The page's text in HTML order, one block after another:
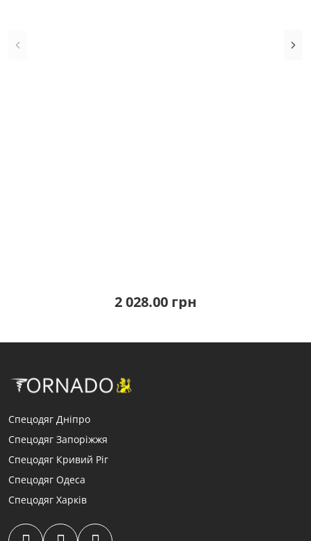
2 028.00 грн
Спецодяг Дніпро
Спецодяг Запоріжжя
Спецодяг Кривий Ріг
Спецодяг Одеса
Спецодяг Харків